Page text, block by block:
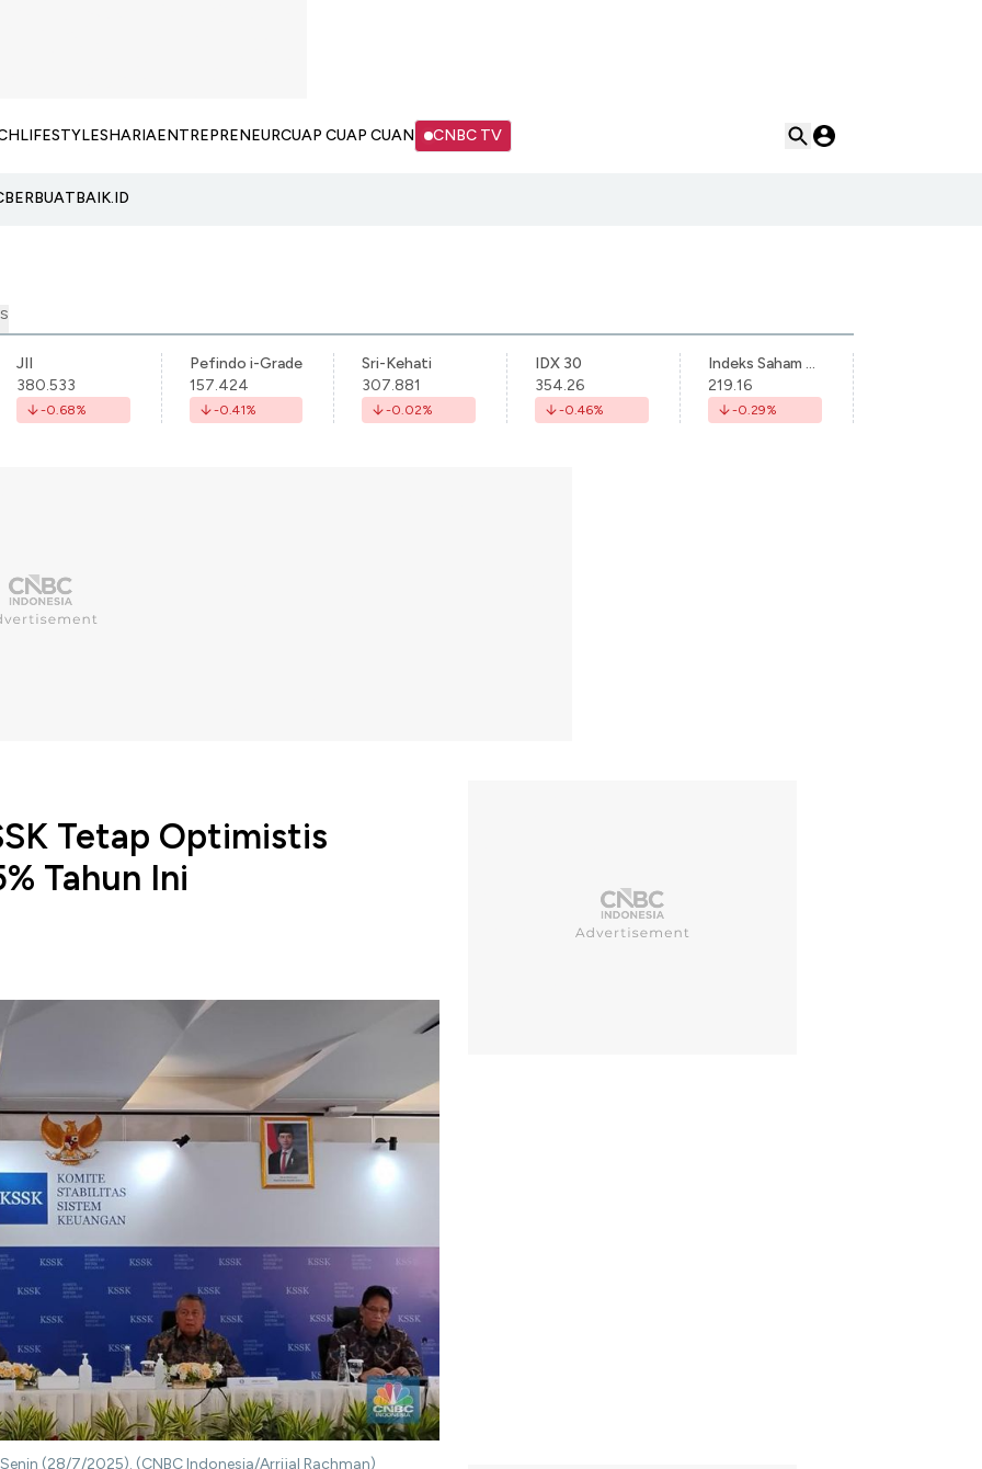
LIFESTYLESHARIAENTREPRENEURCUAP CUAP CUAN CNBC TV
BERBUATBAIK.ID
JII
380.533
-0.68%
Pefindo i-Grade
157.424
-0.41%
Sri-Kehati
307.881
-0.02%
IDX 30
354.26
-0.46%
Indeks Saham Syariah Indonesia
219.16
-0.29%
Tetap Optimistis
Tahun Ini
Senin (28/7/2025). (CNBC Indonesia/Arrijal Rachman)